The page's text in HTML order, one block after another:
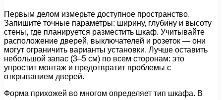
Первым делом измерьте доступное пространство.
Запишите точные параметры: ширину, глубину и высоту
стены, где планируется разместить шкаф. Учитывайте
расположение дверей, выключателей и розеток — они
могут ограничить варианты установки. Лучше оставить
небольшой запас (3–5 см) по всем сторонам: это
упростит монтаж и предотвратит проблемы с
открыванием дверей.
Форма прихожей во многом определяет тип шкафа. В